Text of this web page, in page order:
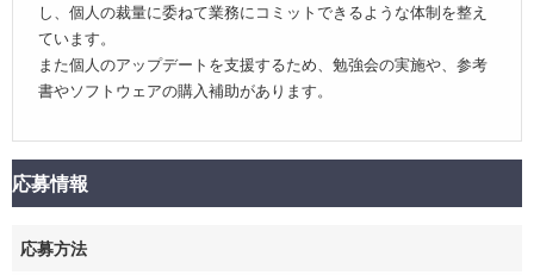
し、個人の裁量に委ねて業務にコミットできるような体制を整え
ています。
また個人のアップデートを支援するため、勉強会の実施や、参考
書やソフトウェアの購入補助があります。
応募情報
応募方法